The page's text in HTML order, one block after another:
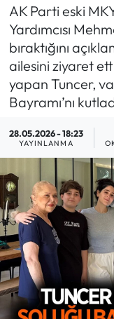
AK Parti eski
Yardımcısı
bıraktığını
ailesini ziyaret
yapan Tuncer,
Bayramı’nı
28.05.2026 - 18:23
YAYINLANMA
GÜNDEM
MAGAZİN
SAĞLIK
SİYASET
SPOR
TARIM
TURİZM
YAŞAM
RESMİ
Haber Arşivi